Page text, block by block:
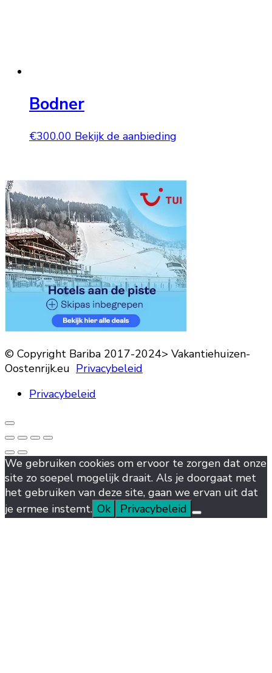
Bodner
€300.00 Bekijk de aanbieding
© Copyright Bariba 2017-2024> Vakantiehuizen-
Oostenrijk.eu Privacybeleid
Privacybeleid
We gebruiken cookies om ervoor te zorgen dat onze
site zo soepel mogelijk draait. Als je doorgaat met
het gebruiken van deze site, gaan we ervan uit dat
je ermee instemt. Ok Privacybeleid